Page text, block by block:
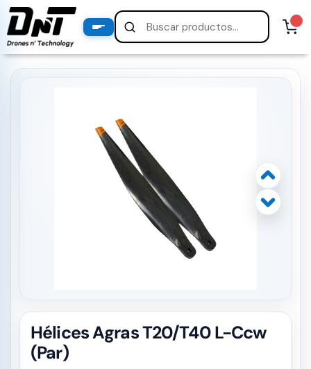
Hélices Agras T20/T40 L-Ccw
(Par)
PRODUCTOS
productos destacados